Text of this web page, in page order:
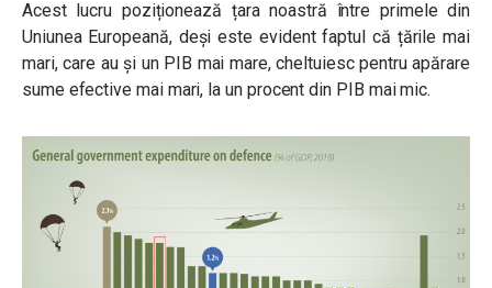
Acest lucru poziționează țara noastră între primele din
Uniunea Europeană, deși este evident faptul că țările mai
mari, care au și un PIB mai mare, cheltuiesc pentru apărare
sume efective mai mari, la un procent din PIB mai mic.